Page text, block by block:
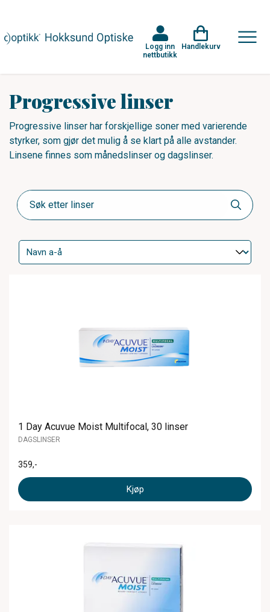
Logg inn
nettbutikk
Handlekurv
Progressive linser
Progressive linser har forskjellige soner med varierende
styrker, som gjør det mulig å se klart på alle avstander.
Linsene finnes som månedslinser og dagslinser.
1 Day Acuvue Moist Multifocal, 30 linser
DAGSLINSER
359,-
Kjøp